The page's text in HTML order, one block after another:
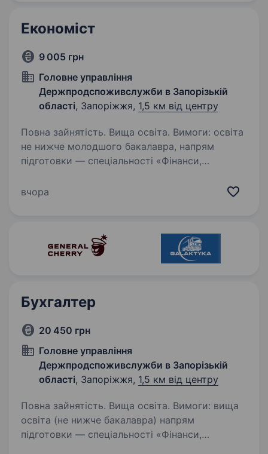
Економіст
9 005 грн
Головне управління
Держпродспоживслужби в Запорізькій
області, Запоріжжя, 1,5 км від центру
Повна зайнятість. Вища освіта. Вимоги: освіта
не нижче молодшого бакалавра, напрям
підготовки — спеціальності «Фінанси,
оподаткування» Умови роботи: 5-дений
вчора
Бухгалтер
20 450 грн
Головне управління
Держпродспоживслужби в Запорізькій
області, Запоріжжя, 1,5 км від центру
Повна зайнятість. Вища освіта. Вимоги: вища
освіта (не нижче бакалавра) напрям
підготовки — спеціальності «Фінанси,